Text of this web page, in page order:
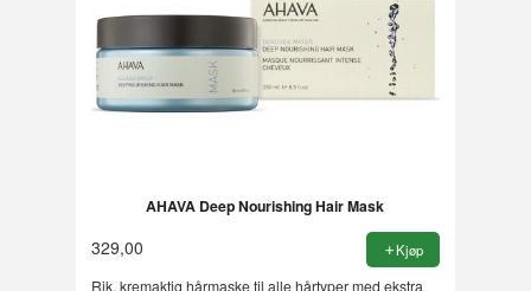
AHAVA Deep Nourishing Hair Mask
329,00 Kjøp
Rik, kremaktig hårmaske til alle hårtyper med ekstra